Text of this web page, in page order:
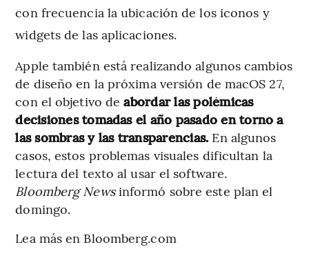
con frecuencia la ubicación de los iconos y
widgets de las aplicaciones.
Apple también está realizando algunos cambios
de diseño en la próxima versión de macOS 27,
con el objetivo de abordar las polémicas
decisiones tomadas el año pasado en torno a
las sombras y las transparencias. En algunos
casos, estos problemas visuales dificultan la
lectura del texto al usar el software.
Bloomberg Newsinformó sobre este plan el
domingo.
Lea más en Bloomberg.com